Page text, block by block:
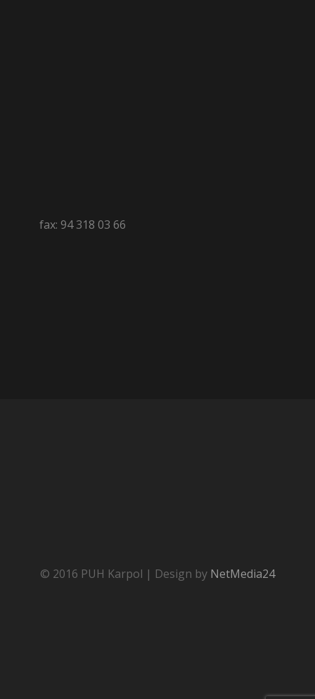
fax: 94 318 03 66
© 2016 PUH Karpol | Design by NetMedia24